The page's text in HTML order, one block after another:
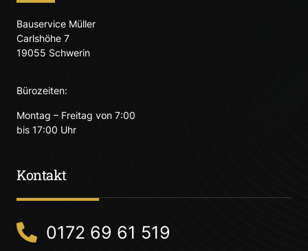
Bauservice Müller
Carlshöhe 7
19055 Schwerin
Bürozeiten:
Montag – Freitag von 7:00
bis 17:00 Uhr
Kontakt
0172 69 61 519